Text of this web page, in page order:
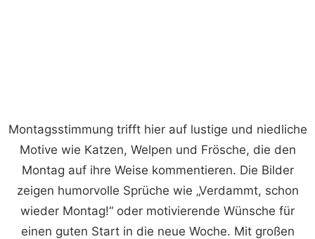
Montagsstimmung trifft hier auf lustige und niedliche
Motive wie Katzen, Welpen und Frösche, die den
Montag auf ihre Weise kommentieren. Die Bilder
zeigen humorvolle Sprüche wie „Verdammt, schon
wieder Montag!“ oder motivierende Wünsche für
einen guten Start in die neue Woche. Mit großen